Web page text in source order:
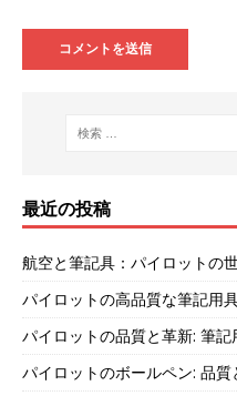
最近の投稿
航空と筆記具：パイロットの
パイロットの高品質な筆記用
パイロットの品質と革新: 筆記
パイロットのボールペン: 品質